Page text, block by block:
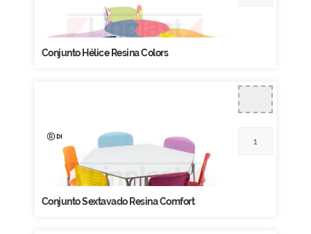
Conjunto Hélice Resina Colors
Conjunto Sextavado Resina Comfort